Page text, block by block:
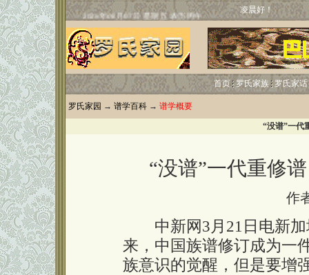
凌晨好！
首页 罗氏家族 罗氏家话
罗氏家园 → 谱学百科 → 谱学概要
“没谱”一代
“没谱”一代重修
作
中新网3月21日电新加
来，中国族谱修订成为一
族意识的觉醒，但是要增